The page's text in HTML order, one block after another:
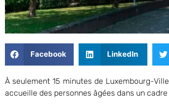
Facebook LinkedIn
À seulement 15 minutes de Luxembourg-
accueille des personnes âgées dans un